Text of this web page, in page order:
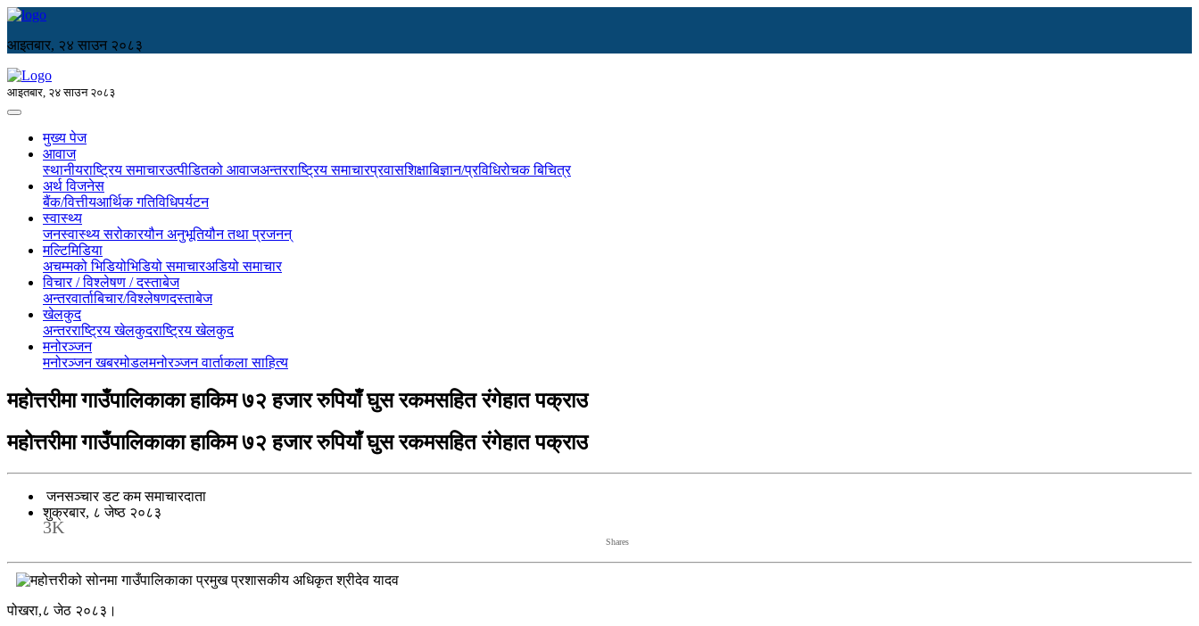
आइतबार, २४ साउन २०८३
आइतबार, २४ साउन २०८३
मुख्य पेज
आवाज
स्थानीयराष्ट्रिय समाचारउत्पीडितको आवाजअन्तरराष्ट्रिय समाचारप्रवासशिक्षाबिज्ञान/प्रविधिरोचक बिचित्र
अर्थ विजनेस
बैंक/वित्तीयआर्थिक गतिविधिपर्यटन
स्वास्थ्य
जनस्वास्थ्य सरोकारयौन अनुभूतियौन तथा प्रजनन्
मल्टिमिडिया
अचम्मको भिडियोभिडियो समाचारअडियो समाचार
विचार / विश्लेषण / दस्ताबेज
अन्तरवार्ताबिचार/विश्लेषणदस्ताबेज
खेलकुद
अन्तरराष्ट्रिय खेलकुदराष्ट्रिय खेलकुद
मनोरञ्जन
मनोरञ्जन खबरमोडलमनोरञ्जन वार्ताकला साहित्य
महोत्तरीमा गाउँपालिकाका हाकिम ७२ हजार रुपियाँ घुस रकमसहित रंगेहात पक्राउ
महोत्तरीमा गाउँपालिकाका हाकिम ७२ हजार रुपियाँ घुस रकमसहित रंगेहात पक्राउ
जनसञ्चार डट कम समाचारदाता
शुक्रबार, ८ जेष्ठ २०८३
3K
Shares
पोखरा,८ जेठ २०८३।